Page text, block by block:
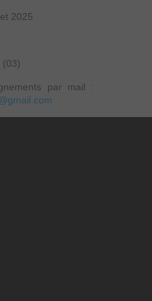
2025
(03)
par mail :